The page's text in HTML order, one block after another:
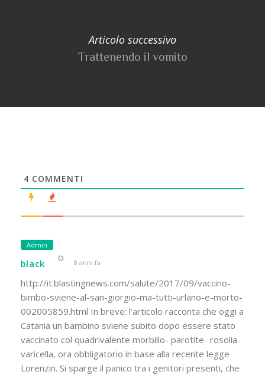
Articolo successivo
Trattenendo il vomito
4 COMMENTI
Admin
black 8 anni fa
http://it.blastingnews.com/salute/2017/09/vaccino-
bimbo-sviene-al-san-giorgio-ma-tutti-urlano-e-morto-
002005859.html In breve: l’articolo racconta che oggi a
Catania un bambino sviene subito dopo essere stato
vaccinato col quadrivalente morbillo- parotite- rosolia-
varicella, ora obbligatorio in base alla recente legge
Lorenzin. Si sparge il panico tra i genitori presenti, che